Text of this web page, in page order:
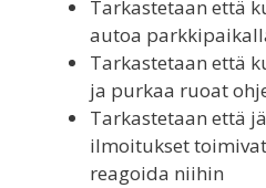
Tarkastetaan että
autoa
Tarkastetaan että
ja purkaa ruoat
Tarkastetaan että
ilmoitukset
reagoida niihin